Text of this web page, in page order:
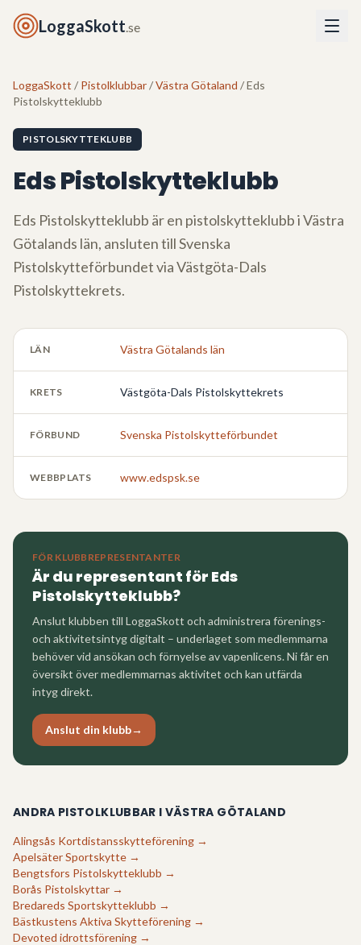
LoggaSkott.se
LoggaSkott / Pistolklubbar/Västra Götaland / Eds
Pistolskytteklubb
PISTOLSKYTTEKLUBB
Eds Pistolskytteklubb
Eds Pistolskytteklubb är en pistolskytteklubb iVästra
Götalands län, ansluten till Svenska
Pistolskytteförbundet viaVästgöta-Dals
Pistolskyttekrets.
LÄN Västra Götalands län
KRETS Västgöta-Dals Pistolskyttekrets
FÖRBUND Svenska Pistolskytteförbundet
WEBBPLATS www.edspsk.se
FÖR KLUBBREPRESENTANTER
Är du representant för Eds
Pistolskytteklubb?
Anslut klubben till LoggaSkott och administrera förenings-
och aktivitetsintyg digitalt – underlaget som medlemmarna
behöver vid ansökan och förnyelse av vapenlicens. Ni får en
översikt över medlemmarnas aktivitet och kan utfärda
intyg direkt.
Anslut din klubb→
ANDRA PISTOLKLUBBAR I VÄSTRA GÖTALAND
Alingsås Kortdistansskytteförening →
Apelsäter Sportskytte →
Bengtsfors Pistolskytteklubb →
Borås Pistolskyttar →
Bredareds Sportskytteklubb →
Bästkustens Aktiva Skytteförening →
Devoted idrottsförening →